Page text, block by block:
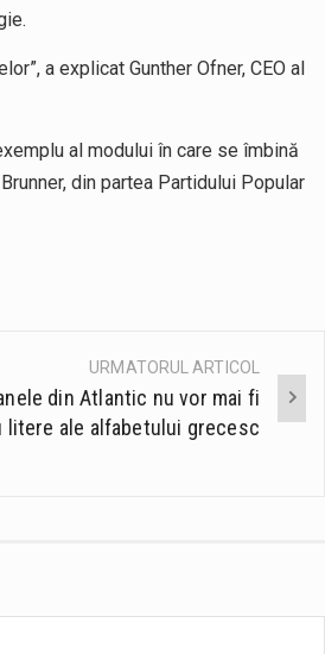
a explicat Gunther Ofner, CEO al
al modului în care se îmbină
din partea Partidului Popular
URMATORUL ARTICOL
din Atlantic nu vor mai fi
litere ale alfabetului grecesc